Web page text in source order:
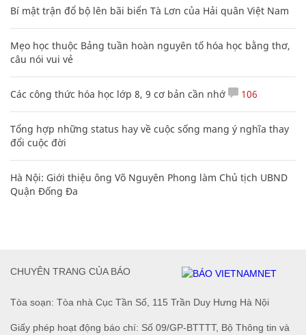
Bí mật trận đổ bộ lên bãi biển Tà Lơn của Hải quân Việt Nam
Mẹo học thuộc Bảng tuần hoàn nguyên tố hóa học bằng thơ,
câu nói vui vẻ
Các công thức hóa học lớp 8, 9 cơ bản cần nhớ 106
Tổng hợp những status hay về cuộc sống mang ý nghĩa thay
đổi cuộc đời
Hà Nội: Giới thiệu ông Võ Nguyên Phong làm Chủ tịch UBND
Quận Đống Đa
Tòa soạn: Tòa nhà Cục Tần Số, 115 Trần Duy Hưng Hà Nội
Giấy phép hoạt động báo chí: Số 09/GP-BTTTT, Bộ Thông tin và
CHUYÊN TRANG CỦA BÁO